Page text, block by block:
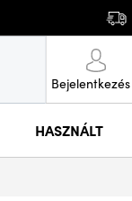
Bejelentkezés
HASZNÁLT